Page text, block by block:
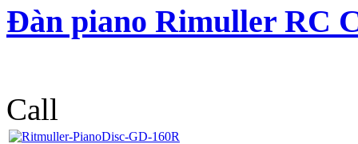
Đàn piano Rimuller RC
Call